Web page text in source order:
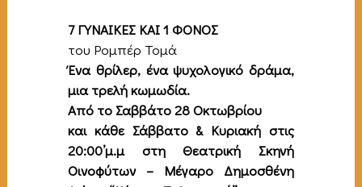
7 ΓΥΝΑΙΚΕΣ ΚΑΙ 1 ΦΟΝΟΣ
του Ρομπέρ Τομά
Ένα θρίλερ, ένα ψυχολογικό δράμα,
μια τρελή κωμωδία.
Από το Σαββάτο 28 Οκτωβρίου
και κάθε Σάββατο & Κυριακή στις
20:00’μ.μ στη Θεατρική Σκηνή
Οινοφύτων – Μέγαρο Δημοσθένη